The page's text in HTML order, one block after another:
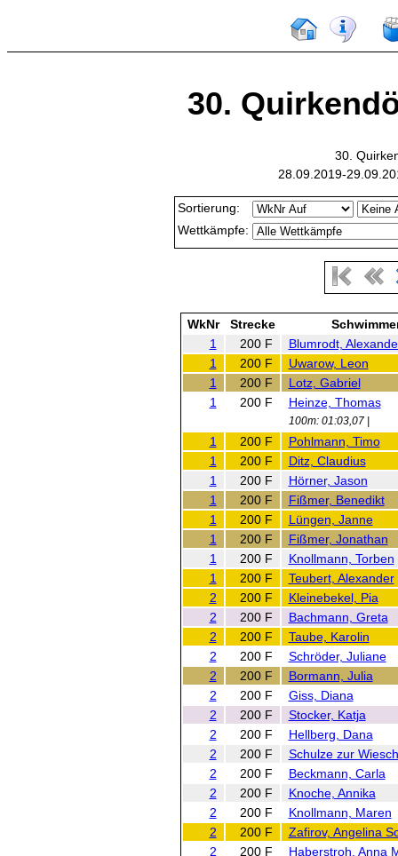
30.
30.
28.09.2019-
Sortierung:
Wettkämpfe:
WkNr Strecke
1
200 F
Blumrodt,
1
200 F
Uwarow, Leon
1
200 F
Lotz, Gabriel
1
200 F Heinze, Thomas
100m: 01:03,07 |
1 200 F
Pohlmann, Timo
1
200 F
Ditz, Claudius
1
200 F
Hörner, Jason
1
200 F
Fißmer, Benedikt
1
200 F
Lüngen, Janne
1
200 F
Fißmer, Jonathan
1
200 F
Knollmann, Torben
1
200 F
Teubert, Alexander
2
200 F
Kleinebekel, Pia
2
200 F
Bachmann, Greta
2
200 F
Taube, Karolin
2
200 F
Schröder, Juliane
2
200 F
Bormann, Julia
2
200 F
Giss, Diana
2
200 F
Stocker, Katja
2
200 F
Hellberg, Dana
2
200 F
Schulze zur
2
200 F
Beckmann, Carla
2
200 F
Knoche, Annika
2
200 F
Knollmann, Maren
2
200 F
Zafirov, Angelina
2
200 F
Haberstroh, Anna